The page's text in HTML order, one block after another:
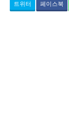
트위터 페이스북